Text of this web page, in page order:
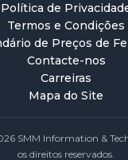
Política de
Termos e Condições
de Preços de
Contacte-nos
Carreiras
Mapa do Site
SMM Information &
os direitos reservados.